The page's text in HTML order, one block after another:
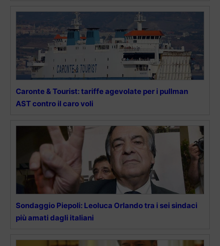
Caronte & Tourist: tariffe agevolate per i pullman
AST contro il caro voli
Sondaggio Piepoli: Leoluca Orlando tra i sei sindaci
più amati dagli italiani